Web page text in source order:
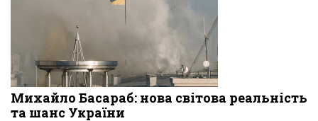
Михайло Басараб: нова світова реальність
та шанс України